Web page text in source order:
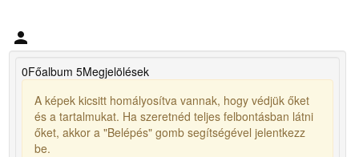
person
0Főalbum 5Megjelölések
A képek kicsitt homályosítva vannak, hogy védjük őket
és a tartalmukat. Ha szeretnéd teljes felbontásban látni
őket, akkor a "Belépés" gomb segítségével jelentkezz
be.